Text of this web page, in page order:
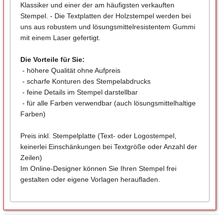
Klassiker und einer der am häufigsten verkauften
Stempel. - Die Textplatten der Holzstempel werden bei
uns aus robustem und lösungsmittelresistentem Gummi
mit einem Laser gefertigt.
Die Vorteile für Sie:
- höhere Qualität ohne Aufpreis
- scharfe Konturen des Stempelabdrucks
- feine Details im Stempel darstellbar
- für alle Farben verwendbar (auch lösungsmittelhaltige
Farben)
Preis inkl. Stempelplatte (Text- oder Logostempel,
keinerlei Einschänkungen bei Textgröße oder Anzahl der
Zeilen)
Im Online-Designer können Sie Ihren Stempel frei
gestalten oder eigene Vorlagen heraufladen.